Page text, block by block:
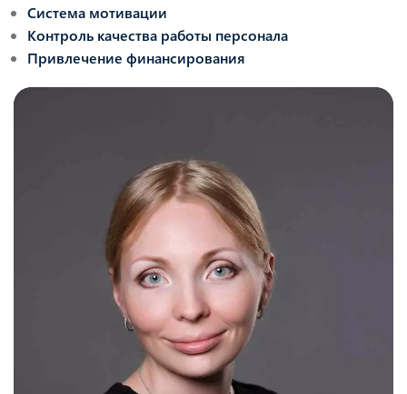
Система мотивации
Контроль качества работы персонала
Привлечение финансирования